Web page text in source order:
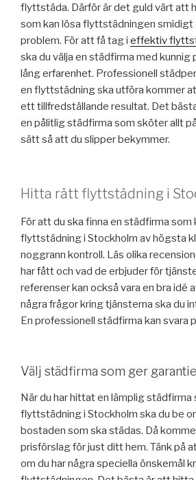
flyttstäda. Därför är det guld värt att
som kan lösa flyttstädningen smidigt
problem. För att få tag i effektiv
ska du välja en städfirma med kunnig
lång erfarenhet. Professionell
en flyttstädning ska utföra kommer
ett tillfredställande resultat. Det
en pålitlig städfirma som sköter allt
sätt så att du slipper bekymmer.
Hitta rätt flyttstädning i
För att du ska finna en städfirma som
flyttstädning i Stockholm av högsta
noggrann kontroll. Läs olika
har fått och vad de erbjuder för
referenser kan också vara en bra idé
några frågor kring tjänsterna ska du
En professionell städfirma kan svara
Välj städfirma som ger
När du har hittat en lämplig städfirma
flyttstädning i Stockholm ska du be
bostaden som ska städas. Då
prisförslag för just ditt hem. Tänk på
om du har några speciella önskemål